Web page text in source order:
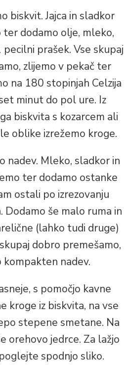
biskvit. Jajca in sladkor
dodamo olje, mleko,
prašek. Vse skupaj
zlijemo v pekač ter
na 180 stopinjah Celzija
minut do pol ure. Iz
biskvita s kozarcem ali
oblike izrežemo kroge.
nadev. Mleko, sladkor in
ter dodamo ostanke
ostali po izrezovanju
Dodamo še malo ruma in
(lahko tudi druge)
dobro premešamo,
kompakten nadev.
s pomočjo kavne
kroge iz biskvita, na vse
stepene smetane. Na
orehovo jedrce. Za lažjo
spodnjo sliko.